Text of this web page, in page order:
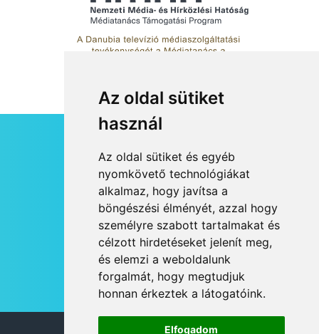
Az oldal sütiket
használ
Az oldal sütiket és egyéb
nyomkövető technológiákat
alkalmaz, hogy javítsa a
böngészési élményét, azzal hogy
személyre szabott tartalmakat és
célzott hirdetéseket jelenít meg,
és elemzi a weboldalunk
forgalmát, hogy megtudjuk
honnan érkeztek a látogatóink.
Elfogadom
RSS
JOGI NYILATKOZAT
KAPCSOLAT
OLDALTÉRKÉP
IMPRESSZUM
HÍR BEKÜLDÉSE